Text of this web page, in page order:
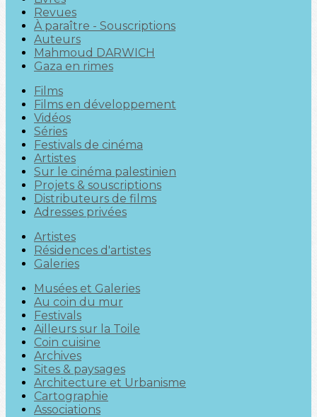
Revues
À paraître - Souscriptions
Auteurs
Mahmoud DARWICH
Gaza en rimes
Films
Films en développement
Vidéos
Séries
Festivals de cinéma
Artistes
Sur le cinéma palestinien
Projets & souscriptions
Distributeurs de films
Adresses privées
Artistes
Résidences d'artistes
Galeries
Musées et Galeries
Au coin du mur
Festivals
Ailleurs sur la Toile
Coin cuisine
Archives
Sites & paysages
Architecture et Urbanisme
Cartographie
Associations